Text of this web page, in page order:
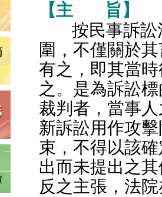
【主
旨】
按民事訴訟
圍，不僅關於
有之，即其當
之。是為訴訟
裁判者，當事
新訴訟用作攻
束，不得以該
出而未提出之
反之主張，法